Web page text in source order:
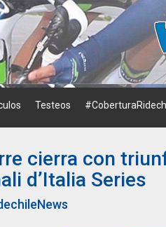
Testeos
cierra con
d’Italia Series